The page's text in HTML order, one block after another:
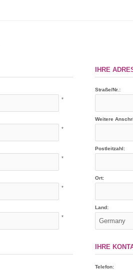
*
*
*
*
*
IHRE
Straße/Nr.:
Weitere
Postleitzahl:
Ort:
Land:
IHRE
Telefon: